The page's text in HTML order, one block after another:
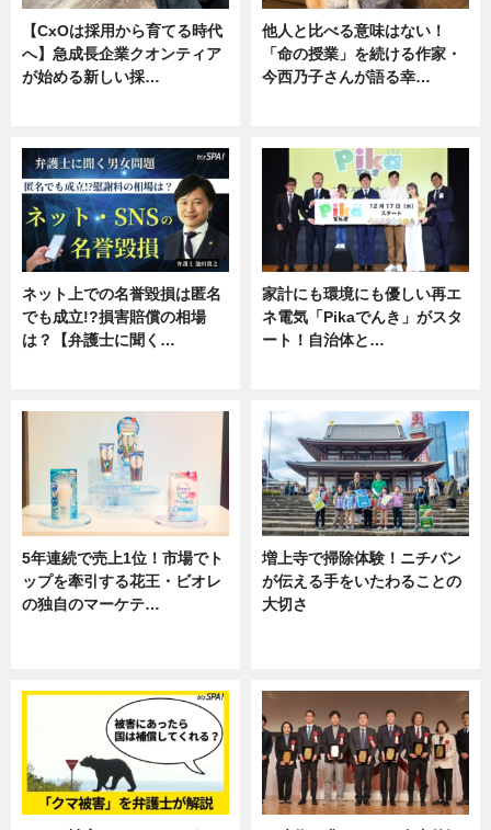
【CxOは採用から育てる時代
へ】急成長企業クオンティア
が始める新しい採…
他人と比べる意味はない！
「命の授業」を続ける作家・
今西乃子さんが語る幸…
ネット上での名誉毀損は匿名
でも成立!?損害賠償の相場
は？【弁護士に聞く…
家計にも環境にも優しい再エ
ネ電気「Pikaでんき」がスタ
ート！自治体と…
5年連続で売上1位！市場でト
ップを牽引する花王・ビオレ
の独自のマーケテ…
増上寺で掃除体験！ニチバン
が伝える手をいたわることの
大切さ